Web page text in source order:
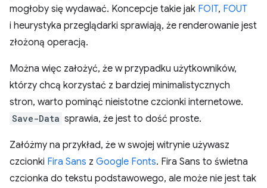
mogłoby się wydawać. Koncepcje takie jak FOIT, FOUT
i heurystyka przeglądarki sprawiają, że renderowanie jest
złożoną operacją.
Można więc założyć, że w przypadku użytkowników,
którzy chcą korzystać z bardziej minimalistycznych
stron, warto pominąć nieistotne czcionki internetowe.
Save-Data sprawia, że jest to dość proste.
Załóżmy na przykład, że w swojej witrynie używasz
czcionki Fira Sans z Google Fonts. Fira Sans to świetna
czcionka do tekstu podstawowego, ale może nie jest tak